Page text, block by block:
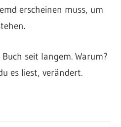
erscheinen muss, um
seit langem. Warum?
es liest, verändert.